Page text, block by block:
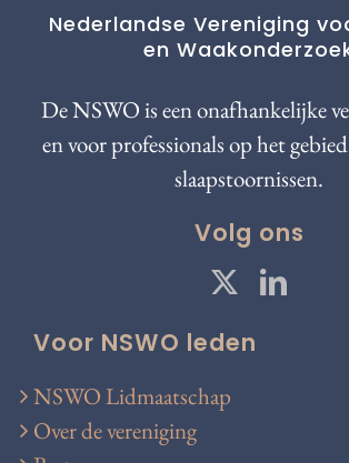
Nederlandse Vereniging
en
De NSWO is een onafhankelijke
en voor professionals op het
slaapstoornissen.
Volg ons
Voor NSWO leden
NSWO Lidmaatschap
Over de vereniging